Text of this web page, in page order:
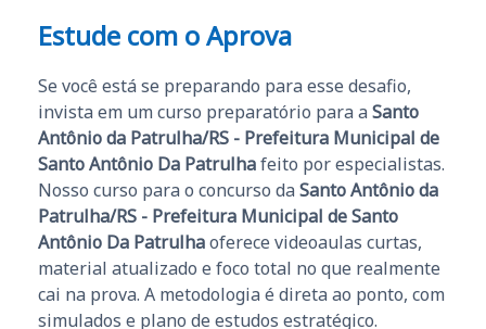
Estude com o Aprova
Se você está se preparando para esse desafio,
invista em um curso preparatório para a Santo
Antônio da Patrulha/RS - Prefeitura Municipal de
Santo Antônio Da Patrulhafeito por especialistas.
Nosso curso para o concurso da Santo Antônio da
Patrulha/RS - Prefeitura Municipal de Santo
Antônio Da Patrulhaoferece videoaulas curtas,
material atualizado e foco total no que realmente
cai na prova. A metodologia é direta ao ponto, com
simulados e plano de estudos estratégico.